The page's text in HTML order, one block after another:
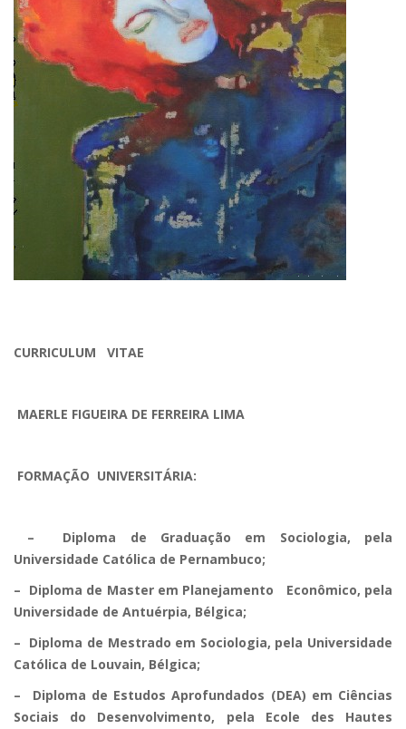
CURRICULUM VITAE
MAERLE FIGUEIRA DE FERREIRA LIMA
FORMAÇÃO UNIVERSITÁRIA:
– Diploma de Graduação em Sociologia, pela
Universidade Católica de Pernambuco;
– Diploma de Master em Planejamento Econômico, pela
Universidade de Antuérpia, Bélgica;
– Diploma de Mestrado em Sociologia, pela Universidade
Católica de Louvain, Bélgica;
– Diploma de Estudos Aprofundados (DEA) em Ciências
Sociais do Desenvolvimento, pela Ecole des Hautes